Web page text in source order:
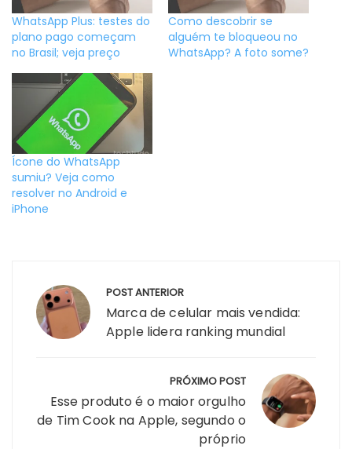
WhatsApp Plus: testes do
plano pago começam
no Brasil; veja preço
Como descobrir se
alguém te bloqueou no
WhatsApp? A foto some?
Ícone do WhatsApp
sumiu? Veja como
resolver no Android e
iPhone
de
Post
POST ANTERIOR
Marca de celular mais vendida:
Apple lidera ranking mundial
PRÓXIMO POST
Esse produto é o maior orgulho
de Tim Cook na Apple, segundo o
próprio